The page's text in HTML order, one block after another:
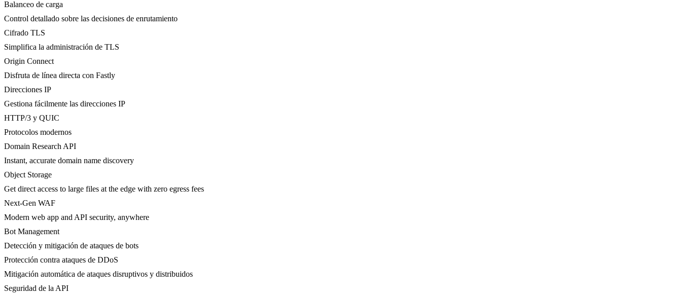
Balanceo de carga
Control detallado sobre las decisiones de enrutamiento
Cifrado TLS
Simplifica la administración de TLS
Origin Connect
Disfruta de línea directa con Fastly
Direcciones IP
Gestiona fácilmente las direcciones IP
HTTP/3 y QUIC
Protocolos modernos
Domain Research API
Instant, accurate domain name discovery
Object Storage
Get direct access to large files at the edge with zero egress fees
Next-Gen WAF
Modern web app and API security, anywhere
Bot Management
Detección y mitigación de ataques de bots
Protección contra ataques de DDoS
Mitigación automática de ataques disruptivos y distribuidos
Seguridad de la API